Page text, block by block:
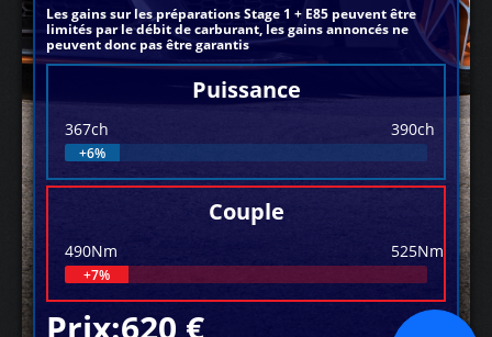
Les gains sur les préparations Stage 1 + E85 peuvent être
limités par le débit de carburant, les gains annoncés ne
peuvent donc pas être garantis
Puissance
367ch 390ch
+6%
Couple
490Nm 525Nm
+7%
Prix:620 €